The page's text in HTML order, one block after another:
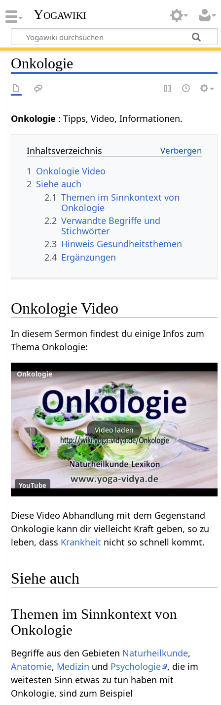
Yogawiki
Onkologie
Onkologie : Tipps, Video, Informationen.
Inhaltsverzeichnis
1 Onkologie Video
2 Siehe auch
2.1 Themen im Sinnkontext von
Onkologie
2.2 Verwandte Begriffe und
Stichwörter
2.3 Hinweis Gesundheitsthemen
2.4 Ergänzungen
Onkologie Video
In diesem Sermon findest du einige Infos zum
Thema Onkologie:
Onkologie
Video laden
YouTube
Diese Video Abhandlung mit dem Gegenstand
Onkologie kann dir vielleicht Kraft geben, so zu
leben, dass Krankheit nicht so schnell kommt.
Siehe auch
Themen im Sinnkontext von
Onkologie
Begriffe aus den Gebieten Naturheilkunde,
Anatomie, Medizin und Psychologie , die im
weitesten Sinn etwas zu tun haben mit
Onkologie, sind zum Beispiel